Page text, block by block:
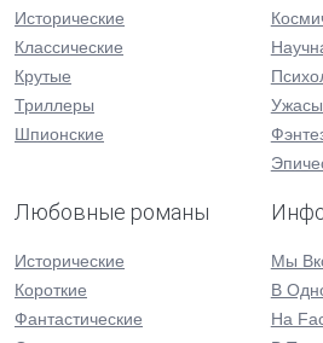
Исторические
Классические
Крутые
Триллеры
Шпионские
Любовные романы
Исторические
Короткие
Фантастические
Мы
В
На